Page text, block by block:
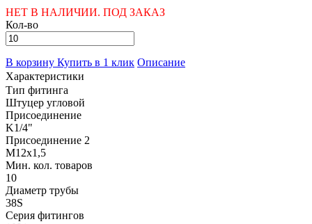
НЕТ В НАЛИЧИИ. ПОД ЗАКАЗ
Кол-во
В корзину Купить в 1 клик Описание
Характеристики
Тип фитинга
Штуцер угловой
Присоединение
K1/4"
Присоединение 2
M12x1,5
Мин. кол. товаров
10
Диаметр трубы
38S
Серия фитингов